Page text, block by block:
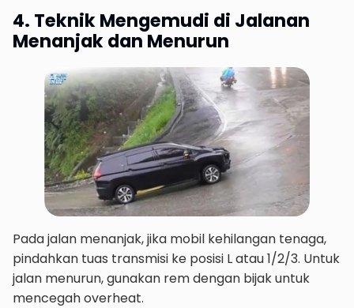
4. Teknik Mengemudi di Jalanan
Menanjak dan Menurun
Pada jalan menanjak, jika mobil kehilangan tenaga,
pindahkan tuas transmisi ke posisi L atau 1/2/3. Untuk
jalan menurun, gunakan rem dengan bijak untuk
mencegah overheat.